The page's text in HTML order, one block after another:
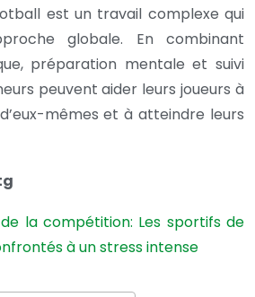
est un travail complexe qui
globale. En combinant
préparation mentale et suivi
peuvent aider leurs joueurs à
mêmes et à atteindre leurs
de la compétition: Les sportifs de
à un stress intense